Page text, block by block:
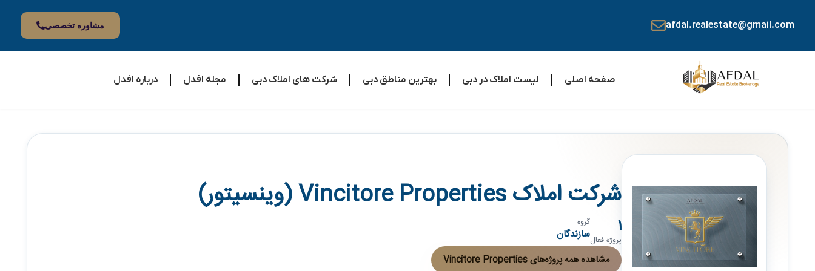
afdal.realestate@gmail.com مشاوره تخصصی
صفحه اصلی لیست املاک در دبی بهترین مناطق دبی شرکت های املاک دبی مجله افدل درباره افدل
شرکت املاک Vincitore Properties (وینسیتور)
1
پروژه فعال
گروه
سازندگان
مشاهده همه پروژه‌های Vincitore Properties